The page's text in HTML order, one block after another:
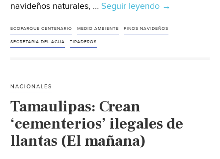
navideños naturales, … Seguir leyendo Zacatecas:
acopio
conciencia
(La
→
ECOPARQUE CENTENARIO MEDIO AMBIENTE PINOS NAVIDEÑOS
SECRETARIA DEL AGUA TIRADEROS
NACIONALES
Tamaulipas: Crean
‘cementerios’ ilegales de
llantas (El mañana)